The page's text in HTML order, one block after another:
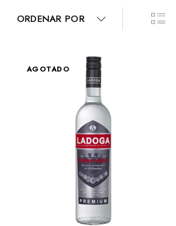
ORDENAR POR
AGOTADO